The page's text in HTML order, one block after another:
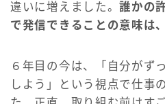
違いに増えました。誰かの
で発信できることの意味は
６年目の今は、「自分がず
しよう」という視点で仕事